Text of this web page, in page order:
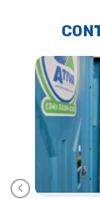
Anterior